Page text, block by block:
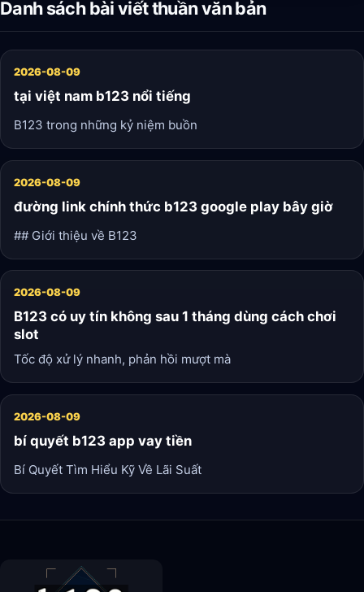
trong những loại hình xổ số được ưa chuộng và hấp dẫn
nhất hiện nay.
Danh sách bài viết thuần văn bản
2026-08-09
tại việt nam b123 nổi tiếng
B123 trong những kỷ niệm buồn
2026-08-09
đường link chính thức b123 google play bây giờ
## Giới thiệu về B123
2026-08-09
B123 có uy tín không sau 1 tháng dùng cách chơi
slot
Tốc độ xử lý nhanh, phản hồi mượt mà
2026-08-09
bí quyết b123 app vay tiền
Bí Quyết Tìm Hiểu Kỹ Về Lãi Suất